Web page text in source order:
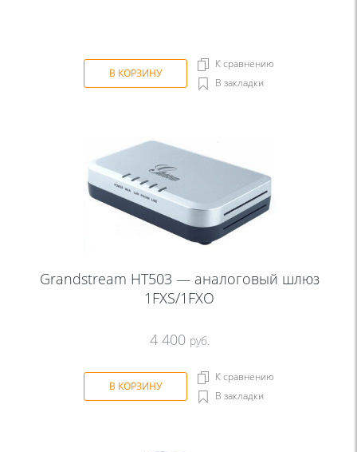
В КОРЗИНУ
К сравнению
В закладки
Grandstream HT503 — аналоговый шлюз
1FXS/1FXO
4 400 руб.
В КОРЗИНУ
К сравнению
В закладки